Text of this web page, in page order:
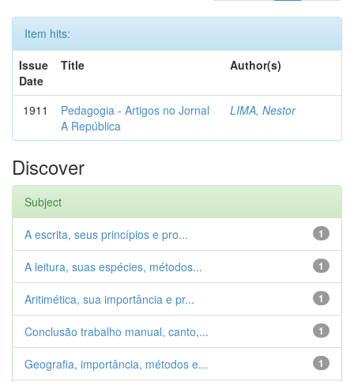
Item hits:
Issue
Date
Title Author(s)
1911
Pedagogia - Artigos no Jornal
A República
LIMA, Nestor
Discover
Subject
1
A escrita, seus princípios e pro...
1
A leitura, suas espécies, métodos...
1
Aritimética, sua importância e pr...
1
Conclusão trabalho manual, canto,...
1
Geografia, importância, métodos e...